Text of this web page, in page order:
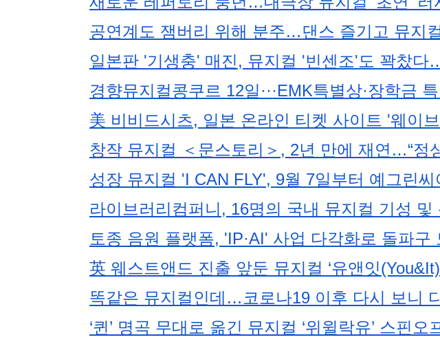
공연계도 잼버리 위해 분주…댄스 즐기고 뮤지
일본판 '기생충' 매진, 뮤지컬 '빈센조'도 꽉찼다
경향뮤지컬콩쿠르 12일···EMK특별상·장학금
美 비비드시츠, 일본 온라인 티켓 사이트 '웨이
창작 뮤지컬 ＜문스토리＞, 2년 만에 재연…“정
성장 뮤지컬 'I CAN FLY', 9월 7일부터 예그린씨
라이브러리컴퍼니, 16명의 국내 뮤지컬 기성
토종 음원 플랫폼, 'IP·AI' 사업 다각화로 돌파구
英 웨스트앤드 진출 앞둔 뮤지컬 ‘유앤잇
똑같은 뮤지컬인데…코로나19 이후 다시 보니
‘퀸’ 명곡 무대로 옮긴 뮤지컬 ‘위윌락유’ 스핀